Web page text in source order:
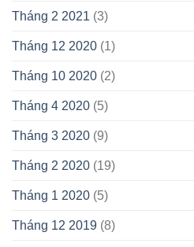
Tháng 2 2021 (3)
Tháng 12 2020 (1)
Tháng 10 2020 (2)
Tháng 4 2020 (5)
Tháng 3 2020 (9)
Tháng 2 2020 (19)
Tháng 1 2020 (5)
Tháng 12 2019 (8)